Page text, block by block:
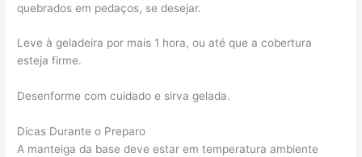
quebrados em pedaços, se desejar.
Leve à geladeira por mais 1 hora, ou até que a cobertura
esteja firme.
Desenforme com cuidado e sirva gelada.
Dicas Durante o Preparo
A manteiga da base deve estar em temperatura ambiente